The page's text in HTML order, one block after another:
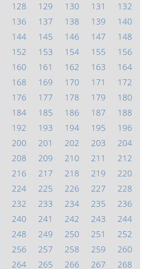
128 129 130 131
132
136 137 138 139
140
144 145 146 147
148
152 153 154 155
156
160 161 162 163
164
168 169 170 171
172
176 177 178 179
180
184 185 186 187
188
192 193 194 195
196
200 201 202 203
204
208 209 210 211
212
216 217 218 219
220
224 225 226 227
228
232 233 234 235
236
240 241 242 243
244
248 249 250 251
252
256 257 258 259
260
264 265 266 267
268